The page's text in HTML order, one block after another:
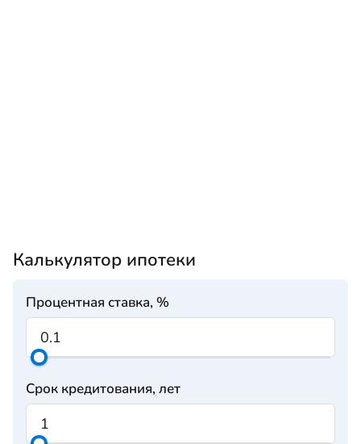
Калькулятор ипотеки
Процентная ставка, %
Срок кредитования, лет